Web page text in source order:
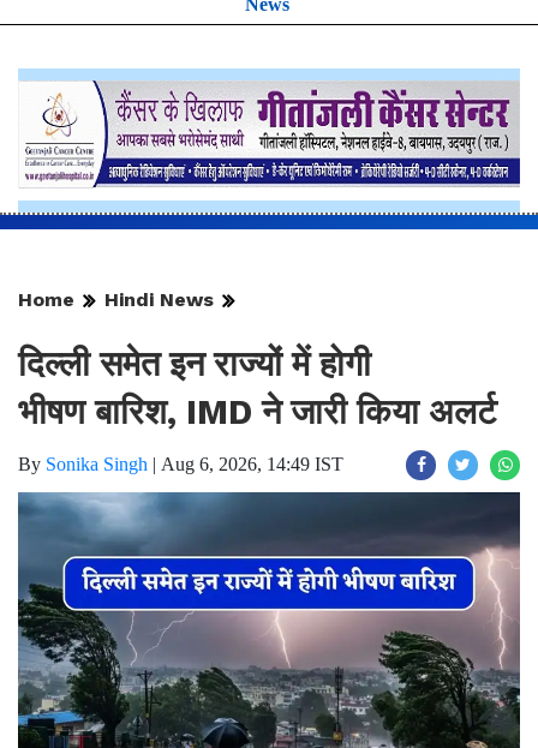
Home Hindi News
दिल्ली समेत इन राज्यों में होगी
भीषण बारिश, IMD ने जारी किया अलर्ट
By Sonika Singh | Aug 6, 2026, 14:49 IST